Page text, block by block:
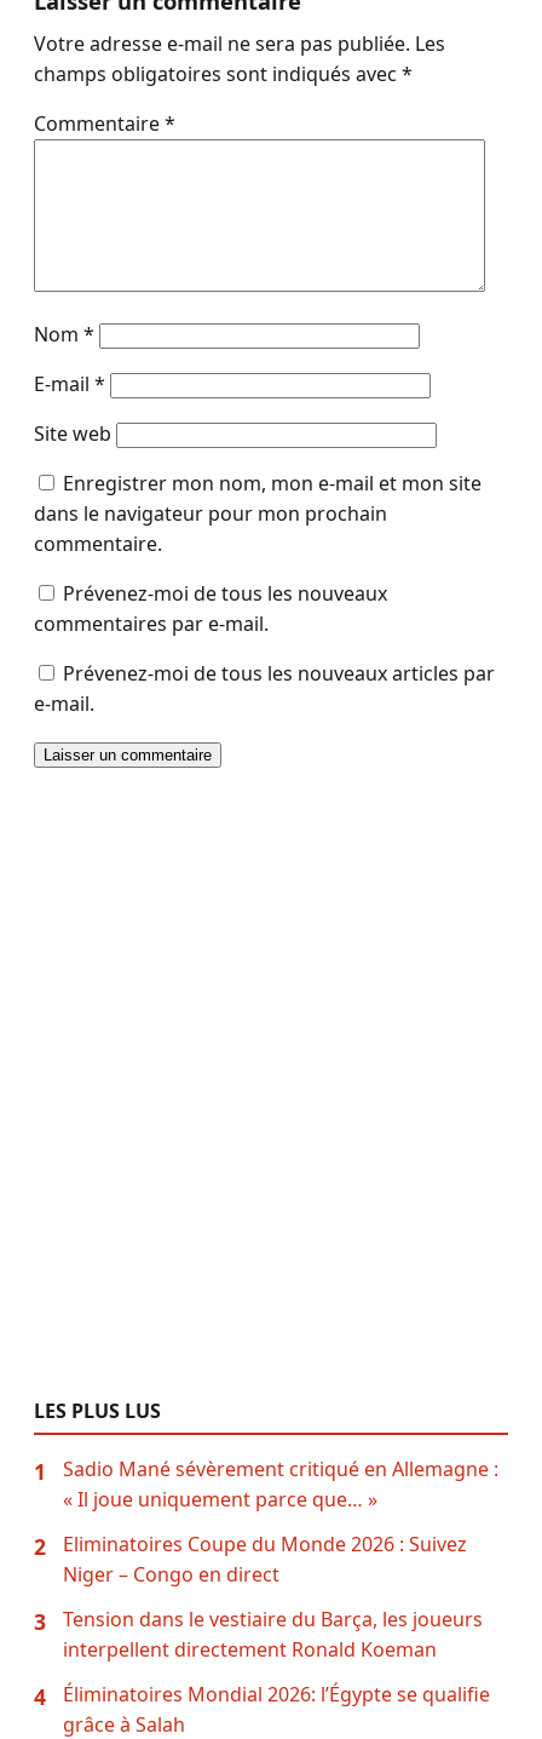
Votre adresse e-mail ne sera pas publiée. Les
champs obligatoires sont indiqués avec *
Commentaire*
Nom *
E-mail *
Site web
Enregistrer mon nom, mon e-mail et mon site
dans le navigateur pour mon prochain
commentaire.
Prévenez-moi de tous les nouveaux
commentaires par e-mail.
Prévenez-moi de tous les nouveaux articles par
e-mail.
LES PLUS LUS
1
Sadio Mané sévèrement critiqué en Allemagne :
« Il joue uniquement parce que… »
2
Eliminatoires Coupe du Monde 2026 : Suivez
Niger – Congo en direct
3
Tension dans le vestiaire du Barça, les joueurs
interpellent directement Ronald Koeman
4
Éliminatoires Mondial 2026: l’Égypte se qualifie
grâce à Salah